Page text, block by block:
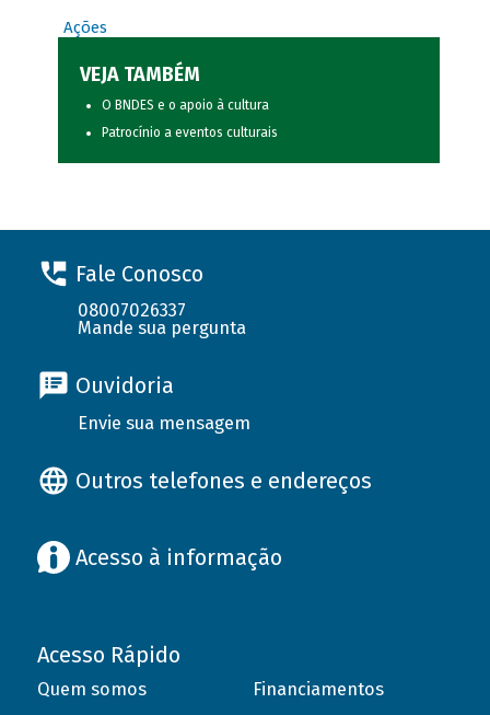
Ações
VEJA TAMBÉM
O BNDES e o apoio à cultura
Patrocínio a eventos culturais
Fale Conosco
08007026337
Mande sua pergunta
Ouvidoria
Envie sua mensagem
Outros telefones e endereços
Acesso à informação
Acesso Rápido
Quem somos
Financiamentos